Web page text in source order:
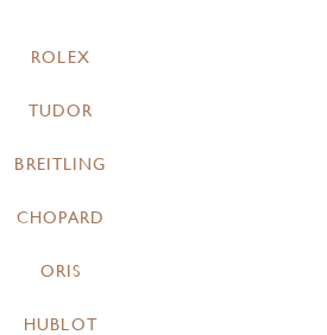
ROLEX
TUDOR
BREITLING
CHOPARD
ORIS
HUBLOT